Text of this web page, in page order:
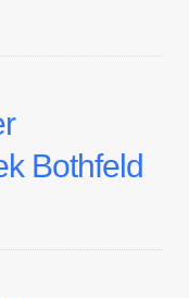
Bothfeld